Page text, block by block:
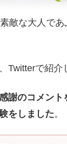
敵な大人で
Twitterで紹介
謝のコメン
をしました。